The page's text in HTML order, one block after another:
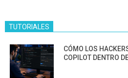
TUTORIALES
CÓMO LOS
COPILOT DENTRO